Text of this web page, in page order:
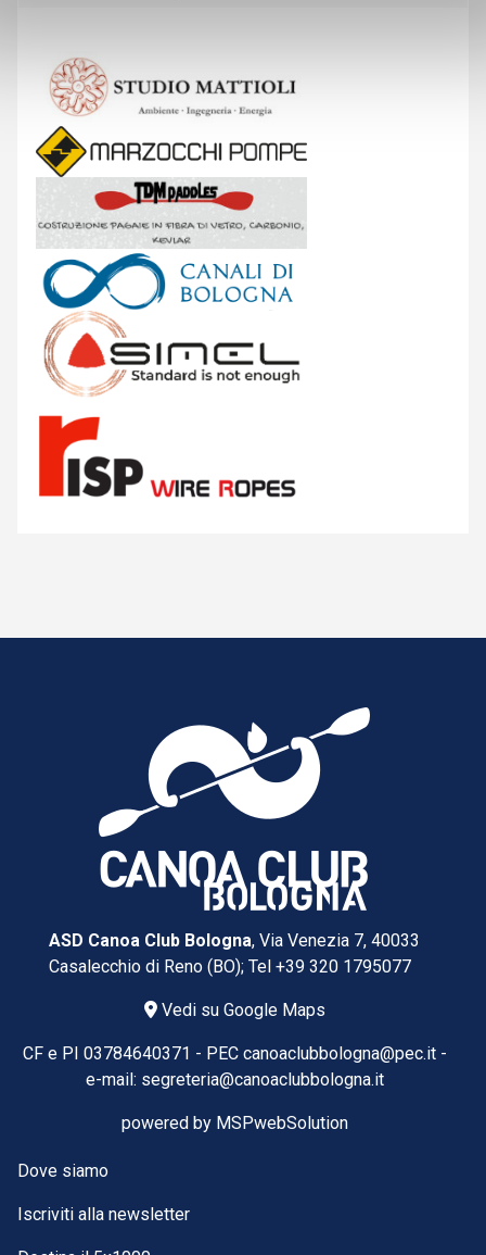
ASD Canoa Club Bologna, Via Venezia 7, 40033
Casalecchio di Reno (BO); Tel +39 320 1795077
Vedi su Google Maps
CF e PI 03784640371 - PEC canoaclubbologna@pec.it -
e-mail: segreteria@canoaclubbologna.it
powered by MSPwebSolution
Dove siamo
Iscriviti alla newsletter